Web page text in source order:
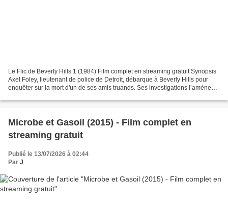
Le Flic de Beverly Hills 1 (1984) Film complet en streaming gratuit Synopsis
Axel Foley, lieutenant de police de Detroit, débarque à Beverly Hills pour
enquêter sur la mort d'un de ses amis truands. Ses investigations l’amènent
Microbe et Gasoil (2015) - Film complet en
streaming gratuit
Publié le 13/07/2026 à 02:44
Par J